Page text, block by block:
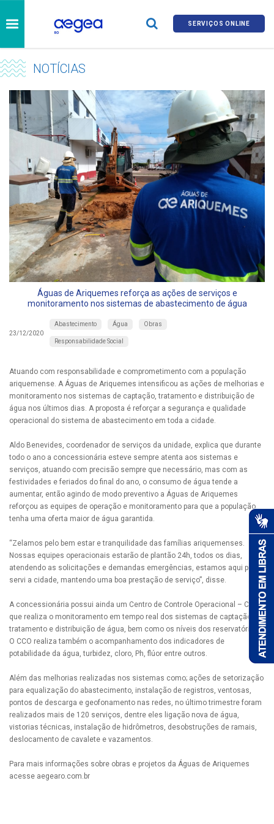
SERVIÇOS ONLINE
NOTÍCIAS
Águas de Ariquemes reforça as ações de serviços e
monitoramento nos sistemas de abastecimento de água
23/12/2020
Abastecimento Água Obras
Responsabilidade Social
Atuando com responsabilidade e comprometimento com a população
ariquemense. A Águas de Ariquemes intensificou as ações de melhorias e
monitoramento nos sistemas de captação, tratamento e distribuição de
água nos últimos dias. A proposta é reforçar a segurança e qualidade
operacional do sistema de abastecimento em toda a cidade.
Aldo Benevides, coordenador de serviços da unidade, explica que durante
todo o ano a concessionária esteve sempre atenta aos sistemas e
serviços, atuando com precisão sempre que necessário, mas com as
festividades e feriados do final do ano, o consumo de água tende a
aumentar, então agindo de modo preventivo a Águas de Ariquemes
reforçou as equipes de operação e monitoramento para que a população
tenha uma oferta maior de água garantida.
“Zelamos pelo bem estar e tranquilidade das famílias ariquemenses.
Nossas equipes operacionais estarão de plantão 24h, todos os dias,
atendendo as solicitações e demandas emergências, estamos aqui para
servi a cidade, mantendo uma boa prestação de serviço”, disse.
A concessionária possui ainda um Centro de Controle Operacional – CCO
que realiza o monitoramento em tempo real dos sistemas de captação,
tratamento e distribuição de água, bem como os níveis dos reservatórios.
O CCO realiza também o acompanhamento dos indicadores de
potabilidade da água, turbidez, cloro, Ph, flúor entre outros.
Além das melhorias realizadas nos sistemas como; ações de setorização
para equalização do abastecimento, instalação de registros, ventosas,
pontos de descarga e geofonamento nas redes, no último trimestre foram
realizados mais de 120 serviços, dentre eles ligação nova de água,
vistorias técnicas, instalação de hidrômetros, desobstruções de ramais,
deslocamento de cavalete e vazamentos.
Para mais informações sobre obras e projetos da Águas de Ariquemes
acesse aegearo.com.br